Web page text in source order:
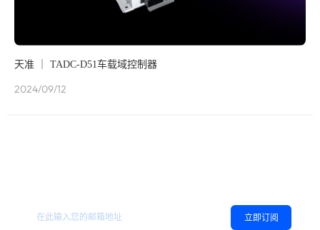
天准 ｜ TADC-D51车载域控制器
2024/09/12
立即订阅